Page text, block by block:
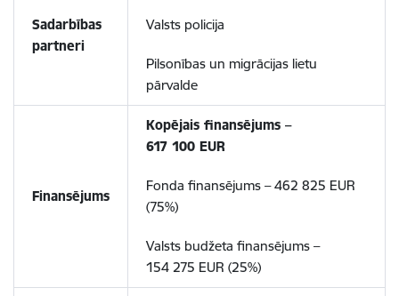
Sadarbības
partneri
Valsts policija
Pilsonības un migrācijas lietu
pārvalde
Finansējums
Kopējais finansējums –
617 100 EUR
Fonda finansējums – 462 825 EUR
(75%)
Valsts budžeta finansējums –
154 275 EUR (25%)